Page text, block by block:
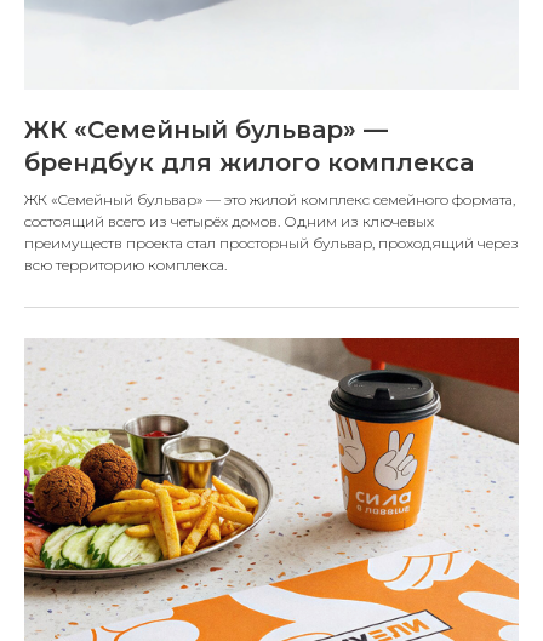
ЖК «Семейный бульвар» —
брендбук для жилого комплекса
ЖК «Семейный бульвар» — это жилой комплекс семейного формата,
состоящий всего из четырёх домов. Одним из ключевых
преимуществ проекта стал просторный бульвар, проходящий через
всю территорию комплекса.